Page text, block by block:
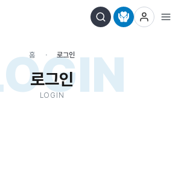
홈 로그인
로그인
LOGIN